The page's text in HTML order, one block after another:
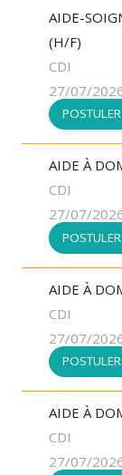
AIDE-
(H/F)
CDI
27/07/
POSTULER
AIDE À
CDI
27/07/
POSTULER
AIDE À
CDI
27/07/
POSTULER
AIDE À
CDI
27/07/